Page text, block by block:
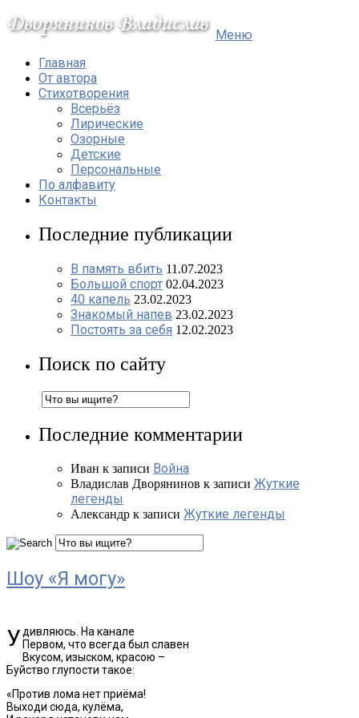
Меню
Главная
От автора
Стихотворения
Всерьёз
Лирические
Озорные
Детские
Персональные
По алфавиту
Контакты
Последние публикации
В память вбить 11.07.2023
Большой спорт 02.04.2023
40 капель 23.02.2023
Знакомый напев 23.02.2023
Постоять за себя 12.02.2023
Поиск по сайту
Последние комментарии
Иван к записи Война
Владислав Дворянинов к записи Жуткие
легенды
Александр к записи Жуткие легенды
Шоу «Я могу»
Удивляюсь. На канале
Первом, что всегда был славен
Вкусом, изыском, красою –
Буйство глупости такое:
«Против лома нет приёма!
Выходи сюда, кулёма,